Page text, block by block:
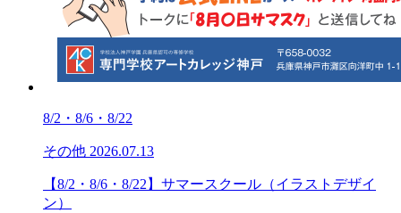
8/2・8/6・8/22
その他 2026.07.13
【8/2・8/6・8/22】サマースクール（イラストデザイ
ン）